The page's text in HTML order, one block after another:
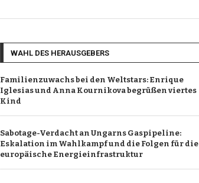
WAHL DES HERAUSGEBERS
Familienzuwachs bei den Weltstars: Enrique
Iglesias und Anna Kournikova begrüßen viertes
Kind
Sabotage-Verdacht an Ungarns Gaspipeline:
Eskalation im Wahlkampf und die Folgen für die
europäische Energieinfrastruktur